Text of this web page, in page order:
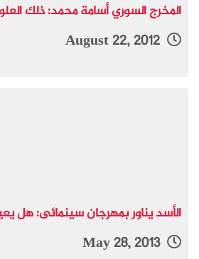
المخرج السوري أسامة محمد: ذلك
الأسد يناور بمهرجان سينمائى: هل
May 28, 2013